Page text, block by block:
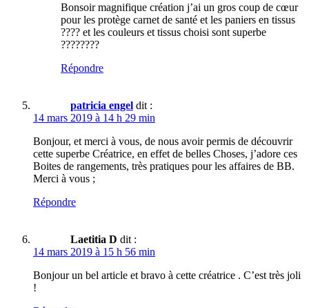
Bonsoir magnifique création j’ai un gros coup de cœur
pour les protège carnet de santé et les paniers en tissus
???? et les couleurs et tissus choisi sont superbe
????????
Répondre
patricia engel dit :
14 mars 2019 à 14 h 29 min
Bonjour, et merci à vous, de nous avoir permis de découvrir
cette superbe Créatrice, en effet de belles Choses, j’adore ces
Boites de rangements, très pratiques pour les affaires de BB.
Merci à vous ;
Répondre
Laetitia D dit :
14 mars 2019 à 15 h 56 min
Bonjour un bel article et bravo à cette créatrice . C’est très joli
!